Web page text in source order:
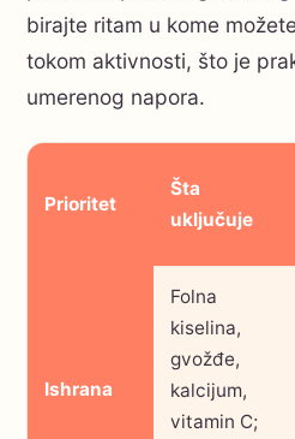
birajte ritam u kome
tokom aktivnosti, što je
umerenog napora.
Prioritet
Šta
uključuje
Ishrana
Folna
kiselina,
gvožđe,
kalcijum,
vitamin C;